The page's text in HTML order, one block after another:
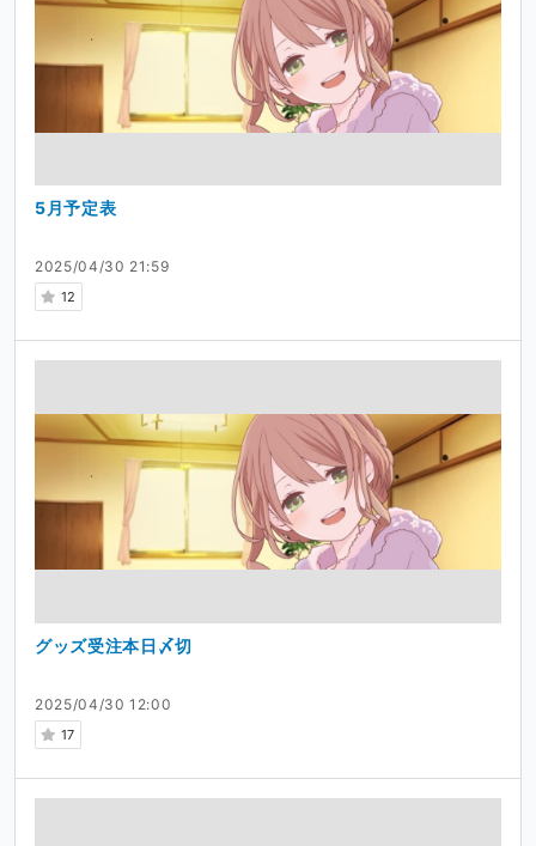
2025/04/30 21:59
12
5月予定表
2025/04/30 12:00
17
グッズ受注本日〆切